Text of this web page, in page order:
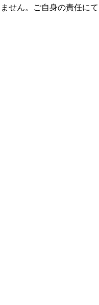
せん。ご自身の責任にて